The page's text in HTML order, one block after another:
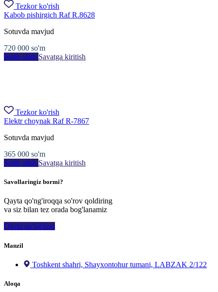
Tezkor ko'rish
Kabob pishirgich Raf R.8628
Sotuvda mavjud
720 000 so'm
Sotib olish Savatga kiritish
Tezkor ko'rish
Elektr choynak Raf R-7867
Sotuvda mavjud
365 000 so'm
Sotib olish Savatga kiritish
Savollaringiz bormi?
Qayta qo'ng'iroqqa so'rov qoldiring
va siz bilan tez orada bog'lanamiz
Qayta qo'ng'iroq
Manzil
Toshkent shahri, Shayxontohur tumani, LABZAK 2/122
Aloqa